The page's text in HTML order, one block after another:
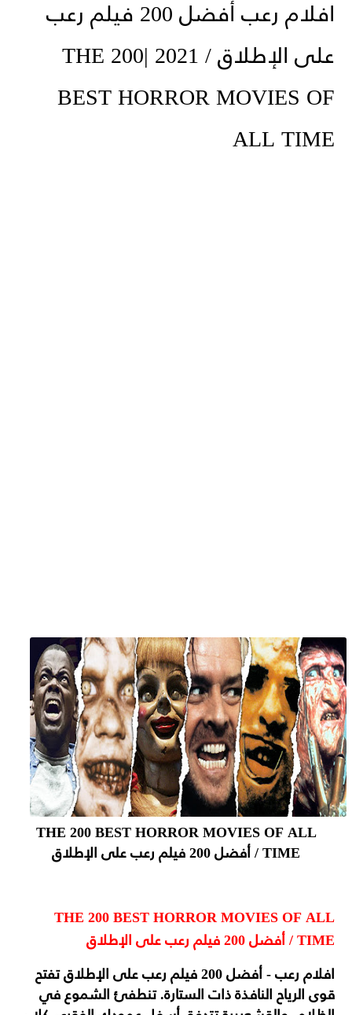
افلام رعب أفضل 200 فيلم رعب
على الإطلاق / 2021 |THE 200
BEST HORROR MOVIES OF
ALL TIME
THE 200 BEST HORROR MOVIES OF ALL
TIME / أفضل 200 فيلم رعب على الإطلاق
THE 200 BEST HORROR MOVIES OF ALL
TIME / أفضل 200 فيلم رعب على الإطلاق
افلام رعب - أفضل 200 فيلم رعب على الإطلاق تفتح
قوى الرياح النافذة ذات الستارة. تنطفئ الشموع في